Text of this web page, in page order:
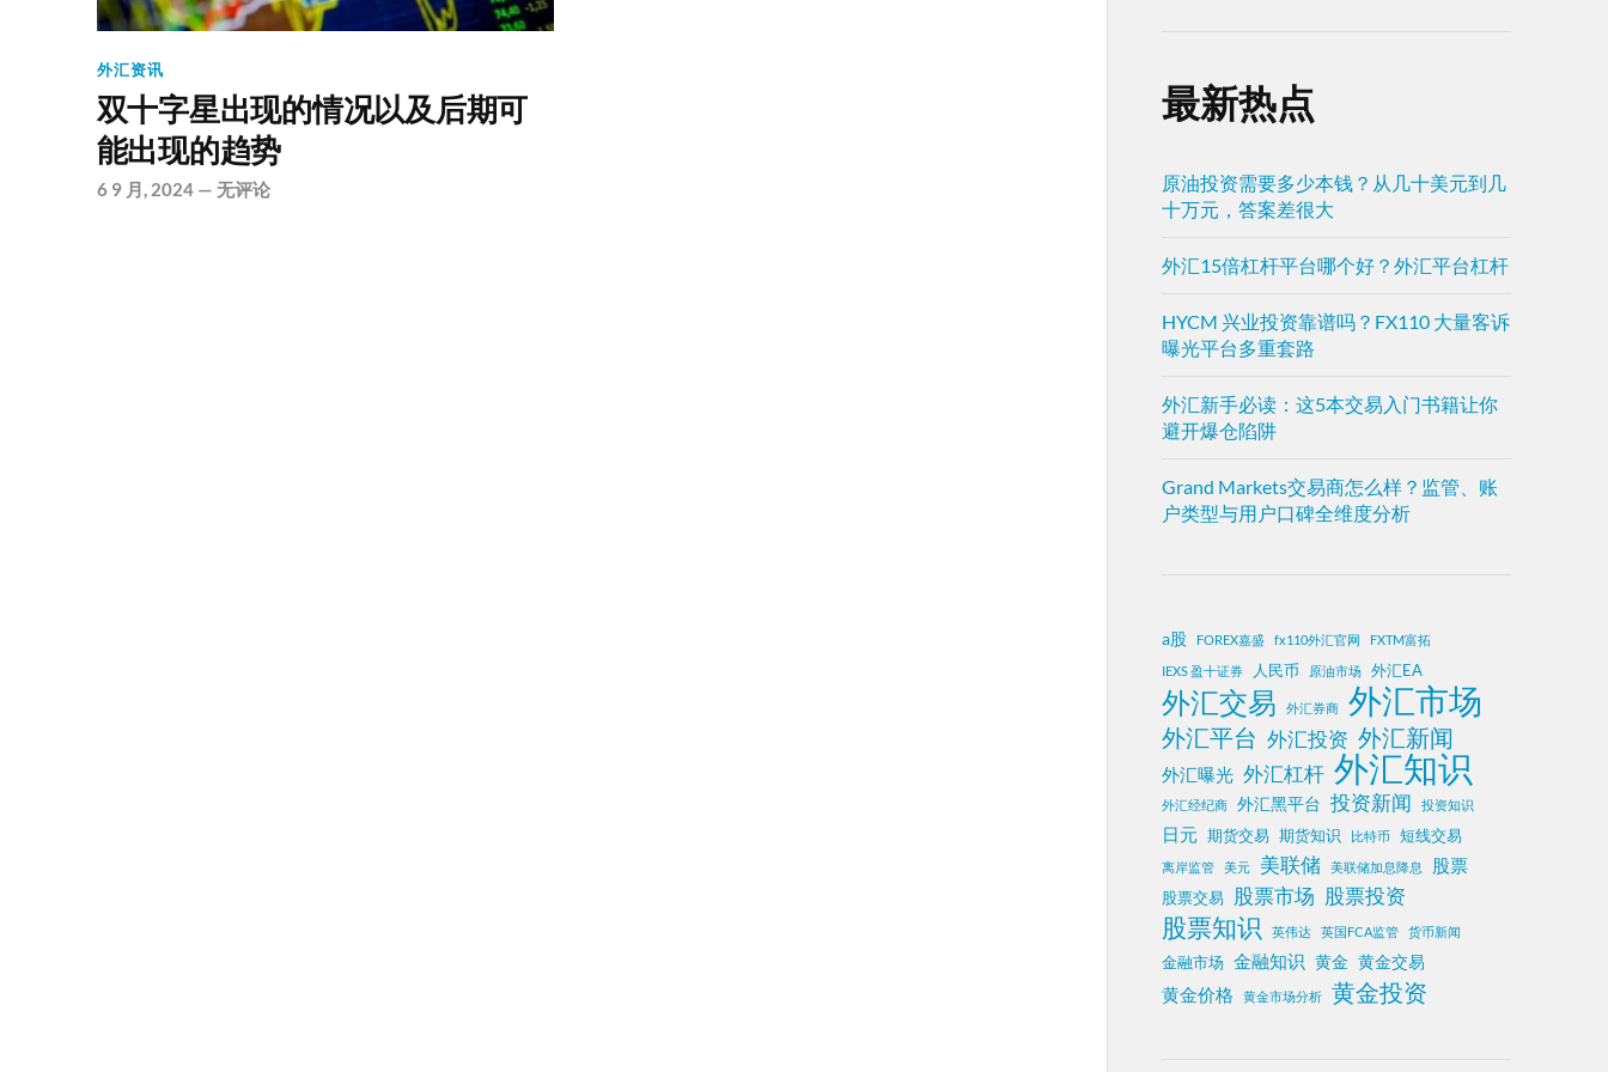
外汇资讯
双十字星出现的情况以及后期可
能出现的趋势
6 9 月, 2024— 无评论
最新热点
原油投资需要多少本钱？从几十美元到几
十万元，答案差很大
外汇15倍杠杆平台哪个好？外汇平台杠杆
HYCM 兴业投资靠谱吗？FX110 大量客诉
曝光平台多重套路
外汇新手必读：这5本交易入门书籍让你
避开爆仓陷阱
Grand Markets交易商怎么样？监管、账
户类型与用户口碑全维度分析
a股 FOREX嘉盛 fx110外汇官网
FXTM富拓
IEXS 盈十证券
人民币 原油市场 外汇EA
外汇交易 外汇券商 外汇市场
外汇平台 外汇投资 外汇新闻
外汇曝光 外汇杠杆 外汇知识
外汇经纪商 外汇黑平台 投资新闻 投资知识
日元 期货交易 期货知识 比特币 短线交易
离岸监管 美元 美联储 美联储加息降息 股票
股票交易 股票市场 股票投资
股票知识 英伟达 英国FCA监管 货币新闻
金融市场 金融知识 黄金 黄金交易
黄金价格 黄金市场分析 黄金投资